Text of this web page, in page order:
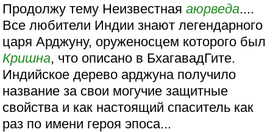
Продолжу тему Неизвестнаяаюрведа....
Все любители Индии знают легендарного
царя Арджуну, оруженосцем которого был
Кришна, что описано в БхагавадГите.
Индийское дерево арджуна получило
название за свои могучие защитные
свойства и как настоящий спаситель как
раз по имени героя эпоса...